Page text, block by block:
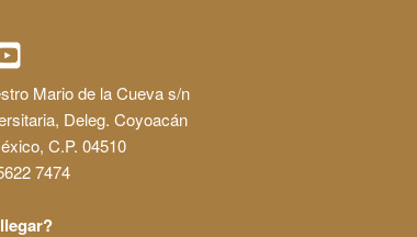
Mario de la Cueva s/n
Deleg. Coyoacán
C.P. 04510
7474